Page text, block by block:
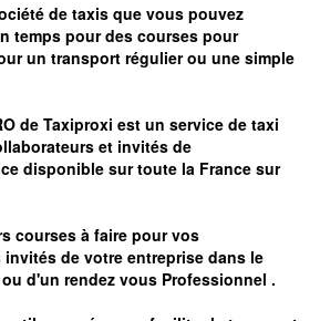
de taxis que vous pouvez
temps pour des courses pour
un transport régulierou une simple
de Taxiproxi est un service de taxi
et invités de
disponible sur toute la France sur
courses à faire pour vos
de votre entreprise dans le
d'un rendez vous Professionnel .